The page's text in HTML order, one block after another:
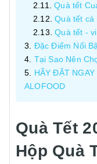
Quà tết
Quà tết cá
Quà tết -
Đặc Điểm Nổi
Tại Sao Nên
HÃY ĐẶT
ALOFOOD
Quà Tết
Hộp Quà